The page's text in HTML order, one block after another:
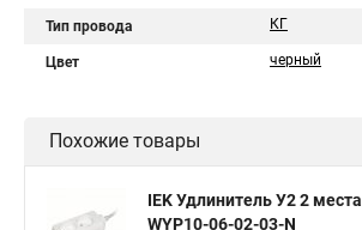
Тип провода КГ
Цвет черный
Похожие товары
IEK Удлинитель У2 2 места
WYP10-06-02-03-N